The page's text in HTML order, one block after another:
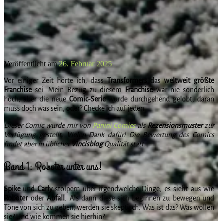
Veröffentlicht am26. Februar 2025
Vor einiger Zeit hörte ich, dassTransformers dasweltweit größte
Franchisesei. Mein Bezug zu diesemFranchisewar nie sonderlich
hoch, aber die neueComic-Seriewurde durchgehend gelobt, daran
muss doch was sein, oder? Checke ich auf jeden.
Dieser Comic wurde mir vonPanini ComicsalsRezensionsmusterzur
Verfügung gestellt. Vielen Dank dafür! Die Bewertung des Comics
findet aber in üblicherVincisblogQualität statt.
Band 1: Roboter unter uns!
SpikeundCarlystolpern über irgendwelche Dinge, es sieht aus wie
RoboteroderAbfall
. Als dann diese sich beginnen zu bewegen und
Töne von sich zu geben, werden sie skeptisch. Was ist das? Was wollen
sie? Und wie kommen sie hierhin?